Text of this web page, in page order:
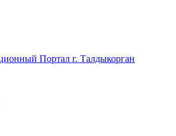
Портал г. Талдыкорган